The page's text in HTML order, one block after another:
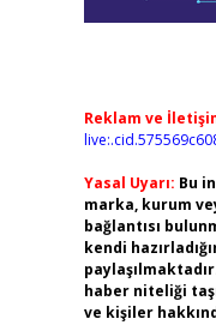
Reklam ve
Yasal Uyarı: Bu
marka, kurum
bağlantısı
kendi
haber niteliği
ve kişiler